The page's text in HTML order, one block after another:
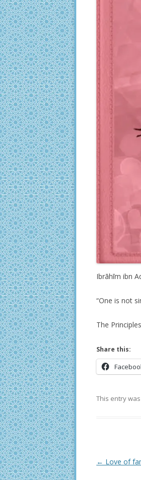
Ibrāhīm ibn
“One is not
The
Share this:
This entry
Post
← Love of